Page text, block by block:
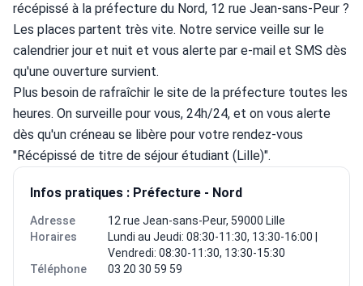
récépissé à la préfecture du Nord, 12 rue Jean-sans-Peur ?
Les places partent très vite. Notre service veille sur le
calendrier jour et nuit et vous alerte par e-mail et SMS dès
qu'une ouverture survient.
Plus besoin de rafraîchir le site de la préfecture toutes les
heures. On surveille pour vous, 24h/24, et on vous alerte
dès qu'un créneau se libère pour votre rendez-vous
"Récépissé de titre de séjour étudiant (Lille)".
Infos pratiques : Préfecture - Nord
Adresse
12 rue Jean-sans-Peur, 59000 Lille
Horaires
Lundi au Jeudi: 08:30-11:30, 13:30-16:00 |
Vendredi: 08:30-11:30, 13:30-15:30
Téléphone
03 20 30 59 59